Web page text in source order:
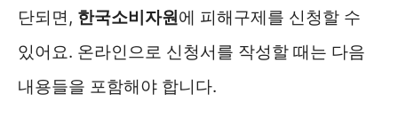
단되면, 한국소비자원에 피해구제를 신청할 수
있어요. 온라인으로 신청서를 작성할 때는 다음
내용들을 포함해야 합니다.